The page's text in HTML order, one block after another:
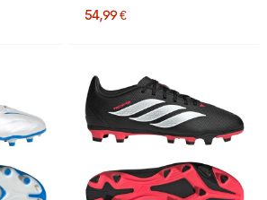
Foot (MG) Enfants Blanc
54,99 €